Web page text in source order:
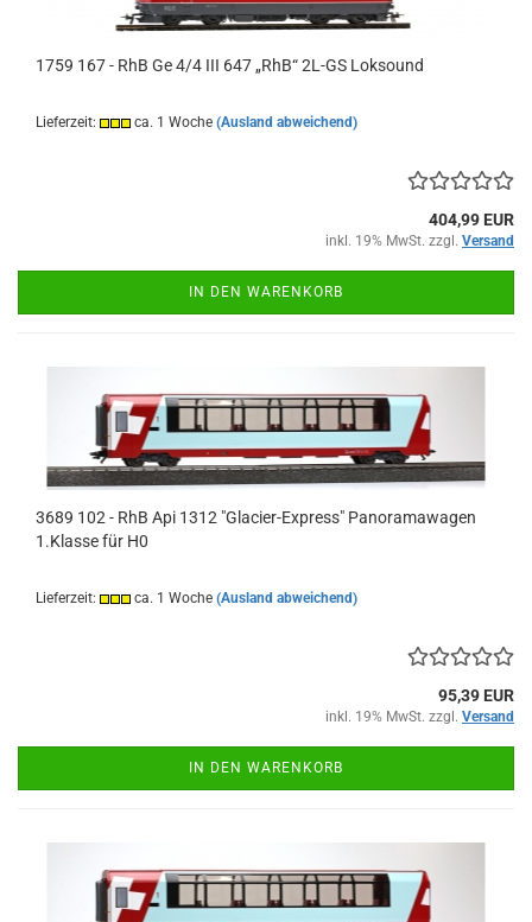
1759 167 - RhB Ge 4/4 III 647 „RhB“ 2L-GS Loksound
Lieferzeit: ca. 1 Woche (Ausland abweichend)
404,99 EUR
inkl. 19% MwSt. zzgl. Versand
IN DEN WARENKORB
3689 102 - RhB Api 1312 "Glacier-Express" Panoramawagen
1.Klasse für H0
Lieferzeit: ca. 1 Woche (Ausland abweichend)
95,39 EUR
inkl. 19% MwSt. zzgl. Versand
IN DEN WARENKORB